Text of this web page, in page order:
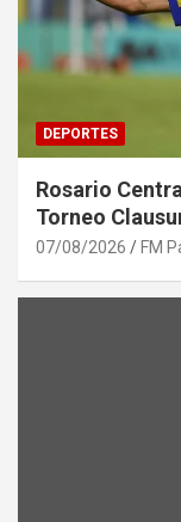
DEPORTES
Rosario
Torneo
07/08/2026 FM